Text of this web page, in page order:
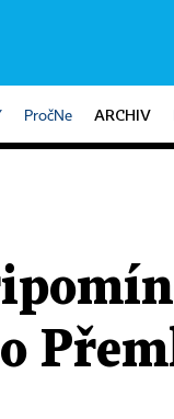
PročNe ARCHIV